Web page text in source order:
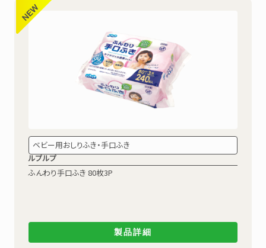
ベビー用おしりふき・手口ふき
ルプルプ
ふんわり手口ふき 80枚3P
製品詳細